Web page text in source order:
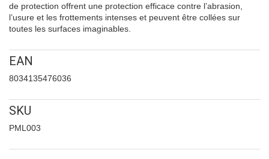
de protection offrent une protection efficace contre l’abrasion,
l’usure et les frottements intenses et peuvent être collées sur
toutes les surfaces imaginables.
EAN
8034135476036
SKU
PML003